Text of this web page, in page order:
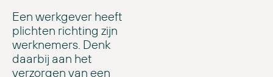
Een werkgever heeft
plichten richting zijn
werknemers. Denk
daarbij aan het
verzorgen van een